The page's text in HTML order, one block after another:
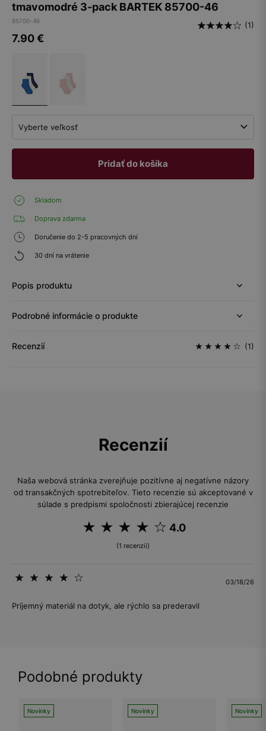
tmavomodré 3-pack BARTEK 85700-46
85700-46 (1)
7.90€
Vyberte veľkosť
Pridať do košíka
Skladom
Doprava zdarma
Doručenie do 2-5 pracovných dní
30 dní na vrátenie
Popis produktu
Podrobné informácie o produkte
Recenzií (1)
Recenzií
Naša webová stránka zverejňuje pozitívne aj negatívne názory
od transakčných spotrebiteľov. Tieto recenzie sú akceptované v
súlade s predpismi spoločnosti zbierajúcej recenzie
4.0
(1 recenzií)
03/18/26
Príjemný materiál na dotyk, ale rýchlo sa prederavil
Podobné produkty
Novinky Novinky Novinky